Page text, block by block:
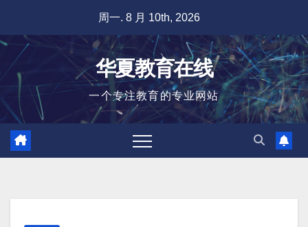
容
周一. 8 月 10th, 2026
华夏教育在线
一个专注教育的专业网站